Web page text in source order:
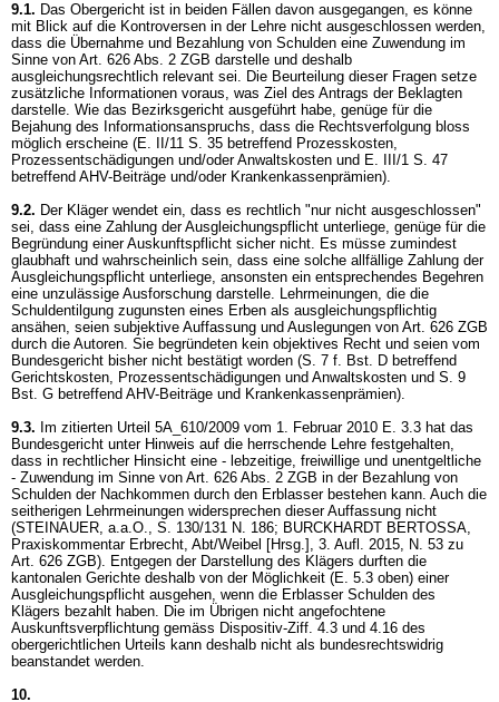
9.1. Das Obergericht ist in beiden Fällen davon ausgegangen, es könne
mit Blick auf die Kontroversen in der Lehre nicht ausgeschlossen werden,
dass die Übernahme und Bezahlung von Schulden eine Zuwendung im
Sinne von Art. 626 Abs. 2 ZGB darstelle und deshalb
ausgleichungsrechtlich relevant sei. Die Beurteilung dieser Fragen setze
zusätzliche Informationen voraus, was Ziel des Antrags der Beklagten
darstelle. Wie das Bezirksgericht ausgeführt habe, genüge für die
Bejahung des Informationsanspruchs, dass die Rechtsverfolgung bloss
möglich erscheine (E. II/11 S. 35 betreffend Prozesskosten,
Prozessentschädigungen und/oder Anwaltskosten und E. III/1 S. 47
betreffend AHV-Beiträge und/oder Krankenkassenprämien).
9.2. Der Kläger wendet ein, dass es rechtlich "nur nicht ausgeschlossen"
sei, dass eine Zahlung der Ausgleichungspflicht unterliege, genüge für die
Begründung einer Auskunftspflicht sicher nicht. Es müsse zumindest
glaubhaft und wahrscheinlich sein, dass eine solche allfällige Zahlung der
Ausgleichungspflicht unterliege, ansonsten ein entsprechendes Begehren
eine unzulässige Ausforschung darstelle. Lehrmeinungen, die die
Schuldentilgung zugunsten eines Erben als ausgleichungspflichtig
ansähen, seien subjektive Auffassung und Auslegungen von Art. 626 ZGB
durch die Autoren. Sie begründeten kein objektives Recht und seien vom
Bundesgericht bisher nicht bestätigt worden (S. 7 f. Bst. D betreffend
Gerichtskosten, Prozessentschädigungen und Anwaltskosten und S. 9
Bst. G betreffend AHV-Beiträge und Krankenkassenprämien).
9.3. Im zitierten Urteil 5A_610/2009 vom 1. Februar 2010 E. 3.3 hat das
Bundesgericht unter Hinweis auf die herrschende Lehre festgehalten,
dass in rechtlicher Hinsicht eine - lebzeitige, freiwillige und unentgeltliche
- Zuwendung im Sinne von Art. 626 Abs. 2 ZGB in der Bezahlung von
Schulden der Nachkommen durch den Erblasser bestehen kann. Auch die
seitherigen Lehrmeinungen widersprechen dieser Auffassung nicht
(STEINAUER, a.a.O., S. 130/131 N. 186; BURCKHARDT BERTOSSA,
Praxiskommentar Erbrecht, Abt/Weibel [Hrsg.], 3. Aufl. 2015, N. 53 zu
Art. 626 ZGB). Entgegen der Darstellung des Klägers durften die
kantonalen Gerichte deshalb von der Möglichkeit (E. 5.3 oben) einer
Ausgleichungspflicht ausgehen, wenn die Erblasser Schulden des
Klägers bezahlt haben. Die im Übrigen nicht angefochtene
Auskunftsverpflichtung gemäss Dispositiv-Ziff. 4.3 und 4.16 des
obergerichtlichen Urteils kann deshalb nicht als bundesrechtswidrig
beanstandet werden.
10.